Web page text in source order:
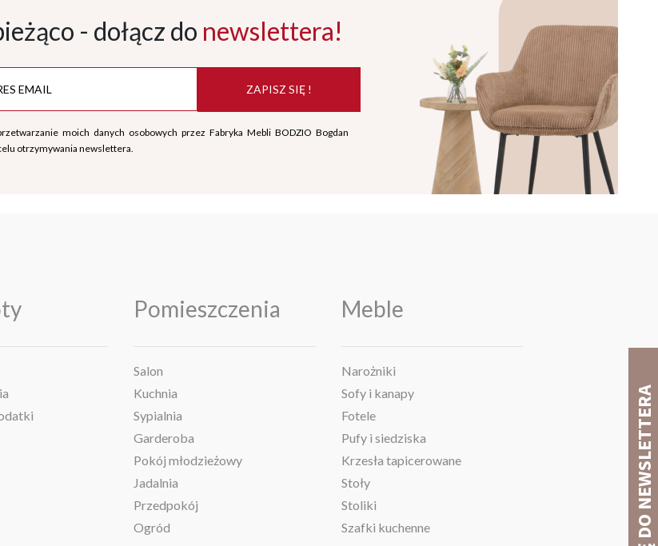
- dołącz do newslettera!
ZAPISZ SIĘ !
moich danych osobowych przez Fabryka Mebli BODZIO Bogdan
otrzymywania newslettera.
Pomieszczenia
Salon
Kuchnia
Sypialnia
Garderoba
Pokój młodzieżowy
Jadalnia
Przedpokój
Ogród
Meble
Narożniki
Sofy i kanapy
Fotele
Pufy i siedziska
Krzesła tapicerowane
Stoły
Stoliki
Szafki kuchenne